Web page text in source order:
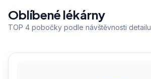
Oblíbené lékárny
TOP 4 pobočky podle návštěvnosti detailu